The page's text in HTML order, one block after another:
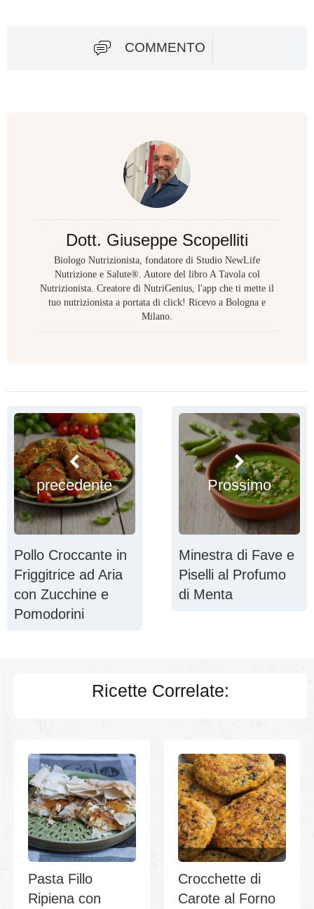
COMMENTO
Dott. Giuseppe Scopelliti
Biologo Nutrizionista, fondatore di Studio NewLife
Nutrizione e Salute®. Autore del libro A Tavola col
Nutrizionista. Creatore di NutriGenius, l'app che ti mette il
tuo nutrizionista a portata di click! Ricevo a Bologna e
Milano.
precedente
Pollo Croccante in
Friggitrice ad Aria
con Zucchine e
Pomodorini
Prossimo
Minestra di Fave e
Piselli al Profumo
di Menta
Ricette Correlate:
Pasta Fillo
Ripiena con
Crocchette di
Carote al Forno